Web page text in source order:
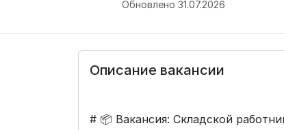
Обновлено 31.07.2026
Описание вакансии
# 📦 Вакансия: Складской